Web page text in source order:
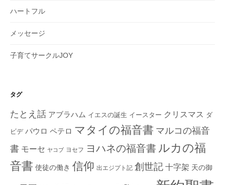
ハートフル
メッセージ
子育てサークルJOY
タグ
たとえ話 アブラハム イエスの誕生 イースター クリスマス ダ
ビデ パウロ ペテロ マタイの福音書 マルコの福音
書 モーセ ヤコブ ヨセフ ヨハネの福音書 ルカの福
音書 使徒の働き 信仰 出エジプト記 創世記 十字架 天の御